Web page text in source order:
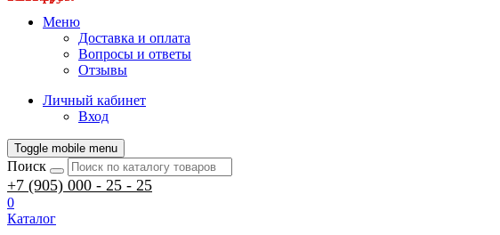
Меню
Доставка и оплата
Вопросы и ответы
Отзывы
Личный кабинет
Вход
Toggle mobile menu
Поиск
+7 (905) 000 - 25 - 25
0
Каталог